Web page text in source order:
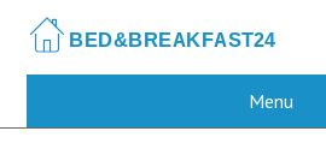
main
Menu